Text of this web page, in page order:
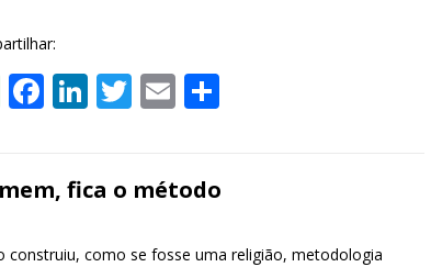
W
s
F
b
Li
e
T
er
E
l e
fica o método
como se fosse uma religião, metodologia